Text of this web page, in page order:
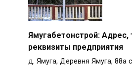
Ямугабетонстрой: Адрес,
реквизиты предприятия
д. Ямуга, Деревня Ямуга, 88а